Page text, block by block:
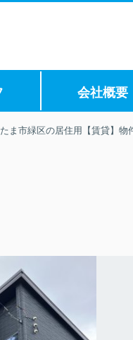
会社概要
ま市緑区の居住用【賃貸】物